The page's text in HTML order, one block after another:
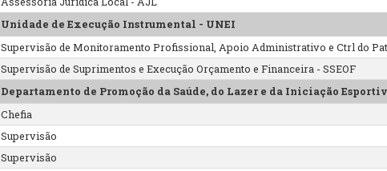
Unidade de Execução Instrumental - UNEI
Supervisão de Monitoramento Profissional, Apoio Administrativo e Ctrl do
Supervisão de Suprimentos e Execução Orçamento e Financeira - SSEOF
Departamento de Promoção da Saúde, do Lazer e da Iniciação
Chefia
Supervisão
Supervisão